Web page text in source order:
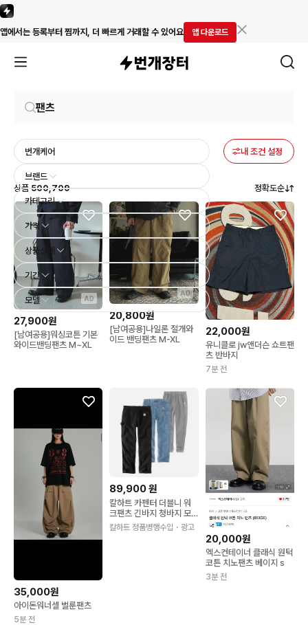
앱에서는 등록부터 찜까지, 더 빠르게 거래할 수 있어요 앱 다운로드
번개케어
브랜드
카테고리
가격
상품상태
기간
모델
내 조건 설정
상품 500,709 정확도순
AD
27,900원
[남여공용]워싱코튼 기본
와이드밴딩팬츠 M~XL
AD
20,800원
[남여공용]나일론 절개와
이드 밴딩팬츠 M-XL
22,000원
유니클로 jw앤더슨 쇼트팬
츠 반바지
7분 전
35,000원
아이돈워너셀 벌룬팬츠
5분 전
89,900원
칼하트 카펜터 더블니 워
크팬츠 긴바지 청바지 모
음
칼하트 정품병행수입 ・광고
20,000원
엑스컨테이너 클래식 원턱
코튼 치노팬츠 베이지 s
3분 전